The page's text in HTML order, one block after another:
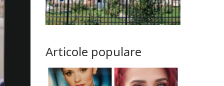
Articole populare